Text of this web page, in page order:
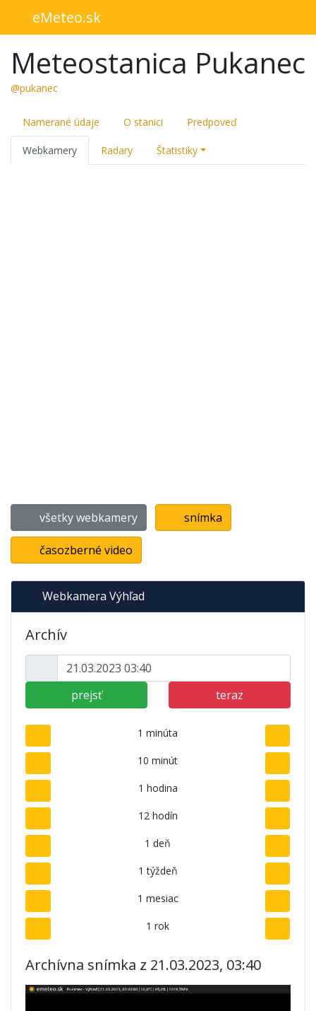
eMeteo.sk
Meteostanica Pukanec
@pukanec
Namerané údaje O stanici Predpoveď
Webkamery Radary Štatistiky
všetky webkamery snímka
časozberné video
Webkamera Výhľad
Archív
prejsť teraz
1 minúta
10 minút
1 hodina
12 hodín
1 deň
1 týždeň
1 mesiac
1 rok
Archívna snímka z 21.03.2023, 03:40